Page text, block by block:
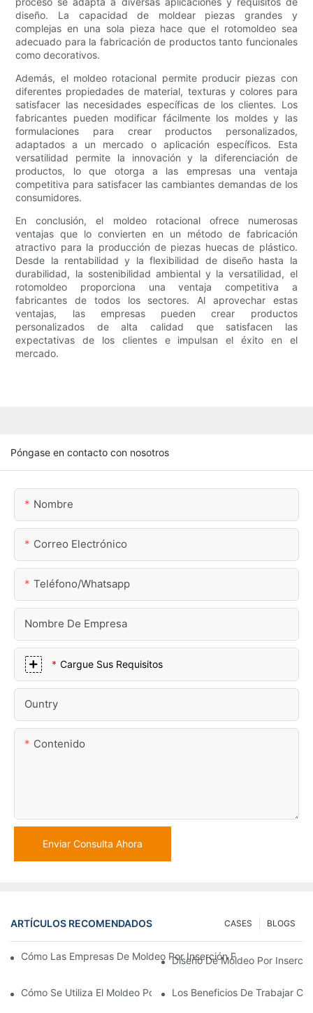
diseño. La capacidad de moldear piezas grandes y
complejas en una sola pieza hace que el rotomoldeo sea
adecuado para la fabricación de productos tanto funcionales
como decorativos.
Además, el moldeo rotacional permite producir piezas con
diferentes propiedades de material, texturas y colores para
satisfacer las necesidades específicas de los clientes. Los
fabricantes pueden modificar fácilmente los moldes y las
formulaciones para crear productos personalizados,
adaptados a un mercado o aplicación específicos. Esta
versatilidad permite la innovación y la diferenciación de
productos, lo que otorga a las empresas una ventaja
competitiva para satisfacer las cambiantes demandas de los
consumidores.
En conclusión, el moldeo rotacional ofrece numerosas
ventajas que lo convierten en un método de fabricación
atractivo para la producción de piezas huecas de plástico.
Desde la rentabilidad y la flexibilidad de diseño hasta la
durabilidad, la sostenibilidad ambiental y la versatilidad, el
rotomoldeo proporciona una ventaja competitiva a
fabricantes de todos los sectores. Al aprovechar estas
ventajas, las empresas pueden crear productos
personalizados de alta calidad que satisfacen las
expectativas de los clientes e impulsan el éxito en el
mercado.
Póngase en contacto con nosotros
Nombre
Correo Electrónico
Teléfono/whatsapp
Nombre De Empresa
Cargue Sus Requisitos
Ountry
Contenido
Enviar Consulta Ahora
ARTÍCULOS RECOMENDADOS BLOGS
CASES
Cómo Las Empresas De Moldeo Por Inserción Pueden
Diseño De Moldeo Por
Cómo Se Utiliza El Moldeo Por Inserción De Plástico Para
Los Beneficios De Trabajar